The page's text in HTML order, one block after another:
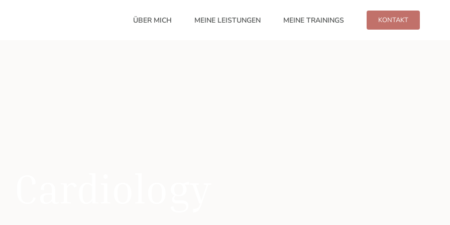
ÜBER MICH MEINE LEISTUNGEN MEINE TRAININGS KONTAKT